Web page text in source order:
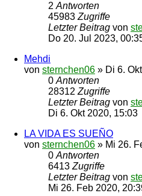
2 Antworten
45983 Zugriffe
Letzter Beitrag von
Do 20. Jul 2023,
Mehdi
von sternchen06 » Di 6.
0 Antworten
28312 Zugriffe
Letzter Beitrag von
Di 6. Okt 2020, 15:03
LA VIDA ES SUEÑO
von sternchen06 » Mi 26.
0 Antworten
6413 Zugriffe
Letzter Beitrag von
Mi 26. Feb 2020,